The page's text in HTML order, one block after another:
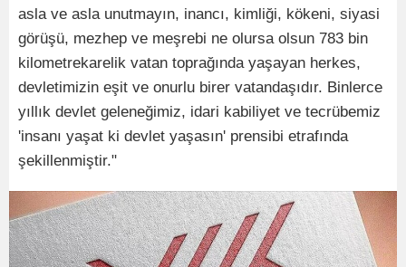
asla ve asla unutmayın, inancı, kimliği, kökeni, siyasi
görüşü, mezhep ve meşrebi ne olursa olsun 783 bin
kilometrekarelik vatan toprağında yaşayan herkes,
devletimizin eşit ve onurlu birer vatandaşıdır. Binlerce
yıllık devlet geleneğimiz, idari kabiliyet ve tecrübemiz
'insanı yaşat ki devlet yaşasın' prensibi etrafında
şekillenmiştir."